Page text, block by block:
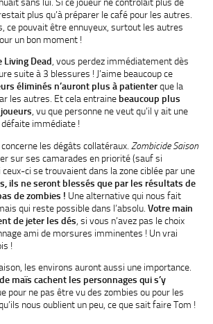
plus qu’à préparer le café pour les autres.
ce pouvait être ennuyeux, surtout les autres
un bon moment !
Living Dead, vous perdez immédiatement dès
suite à 3 blessures ! J’aime beaucoup ce
éliminés n’auront plus à patienterque la
les autres. Et cela entraine beaucoup plus
, vu que personne ne veut qu’il y ait une
immédiate !
les dégâts collatéraux. Zombicide Saison
sur ses camarades en priorité (sauf si
ci se trouvaient dans la zone ciblée par une
ils ne seront blessés que par les résultats de
de zombies ! Une alternative qui nous fait
qui reste possible dans l’absolu. Votre main
de jeter les dés , si vous n’avez pas le choix
ami de morsures imminentes ! Un vrai
!
les environs auront aussi une importance.
maïs cachent les personnages qui s’y
pour ne pas être vu des zombies ou pour les
nous oublient un peu, ce que sait faire Tom !